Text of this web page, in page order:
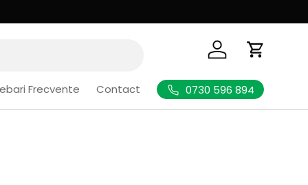
Logheaza-te
Cos de
Frecvente Contact 0730 596 894